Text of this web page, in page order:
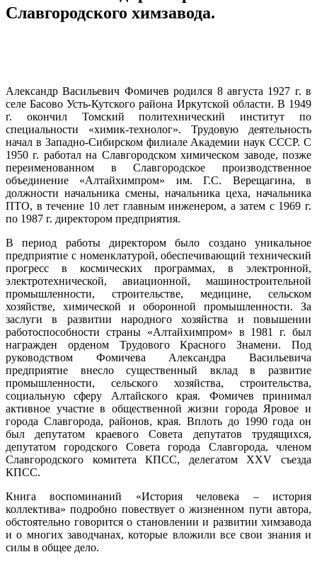
Славгородского химзавода.
Александр Васильевич Фомичев родился 8 августа 1927 г. в
селе Басово Усть-Кутского района Иркутской области. В 1949
г. окончил Томский политехнический институт по
специальности «химик-технолог». Трудовую деятельность
начал в Западно-Сибирском филиале Академии наук СССР. С
1950 г. работал на Славгородском химическом заводе, позже
переименованном в Славгородское производственное
объединение «Алтайхимпром» им. Г.С. Верещагина, в
должности начальника смены, начальника цеха, начальника
ПТО, в течение 10 лет главным инженером, а затем с 1969 г.
по 1987 г. директором предприятия.
В период работы директором было создано уникальное
предприятие с номенклатурой, обеспечивающий технический
прогресс в космических программах, в электронной,
электротехнической, авиационной, машиностроительной
промышленности, строительстве, медицине, сельском
хозяйстве, химической и оборонной промышленности. За
заслуги в развитии народного хозяйства и повышении
работоспособности страны «Алтайхимпром» в 1981 г. был
награжден орденом Трудового Красного Знамени. Под
руководством Фомичева Александра Васильевича
предприятие внесло существенный вклад в развитие
промышленности, сельского хозяйства, строительства,
социальную сферу Алтайского края. Фомичев принимал
активное участие в общественной жизни города Яровое и
города Славгорода, районов, края. Вплоть до 1990 года он
был депутатом краевого Совета депутатов трудящихся,
депутатом городского Совета города Славгорода, членом
Славгородского комитета КПСС, делегатом XXV съезда
КПСС.
Книга воспоминаний «История человека – история
коллектива» подробно повествует о жизненном пути автора,
обстоятельно говорится о становлении и развитии химзавода
и о многих заводчанах, которые вложили все свои знания и
силы в общее дело.